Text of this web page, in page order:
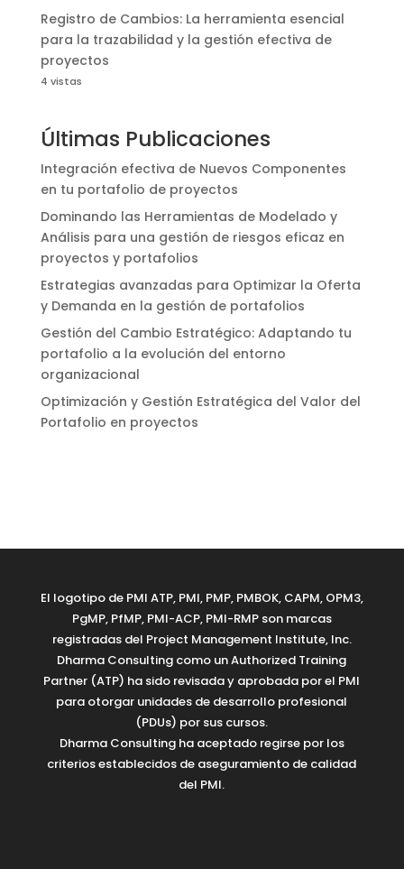
Registro de Cambios: La herramienta esencial
para la trazabilidad y la gestión efectiva de
proyectos
4 vistas
Últimas Publicaciones
Integración efectiva de Nuevos Componentes
en tu portafolio de proyectos
Dominando las Herramientas de Modelado y
Análisis para una gestión de riesgos eficaz en
proyectos y portafolios
Estrategias avanzadas para Optimizar la Oferta
y Demanda en la gestión de portafolios
Gestión del Cambio Estratégico: Adaptando tu
portafolio a la evolución del entorno
organizacional
Optimización y Gestión Estratégica del Valor del
Portafolio en proyectos
El logotipo de PMI ATP, PMI, PMP, PMBOK, CAPM, OPM3,
PgMP, PfMP, PMI-ACP, PMI-RMP son marcas
registradas del Project Management Institute, Inc.
Dharma Consulting como un Authorized Training
Partner (ATP) ha sido revisada y aprobada por el PMI
para otorgar unidades de desarrollo profesional
(PDUs) por sus cursos.
Dharma Consulting ha aceptado regirse por los
criterios establecidos de aseguramiento de calidad
del PMI.